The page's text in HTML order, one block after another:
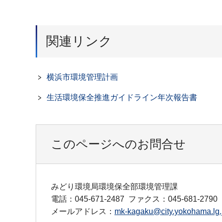
関連リンク
横浜市環境管理計画
生活環境保全推進ガイドライン年次報告書
このページへのお問合せ
みどり環境局環境保全部環境管理課
電話：045-671-2487 ファクス：045-681-2790
メールアドレス： mk-